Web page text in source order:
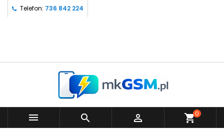
Telefon: 736 842 224
   shopping_cart0